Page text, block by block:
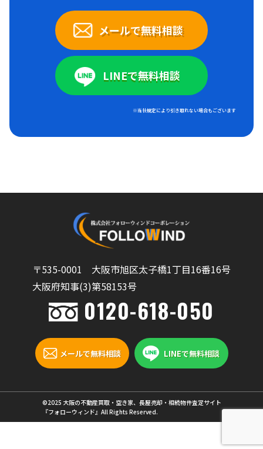
メールで無料相談
LINEで無料相談
※当社規定により引き取れない場合もございます
〒535-0001 大阪市旭区太子橋1丁目16番16号
大阪府知事(3)第58153号
0120-618-050
メールで無料相談 LINEで無料相談
©2025 大阪の不動産買取・空き家、長屋売却・相続物件査定サイト
『フォローウィンド』All Rights Reserved.